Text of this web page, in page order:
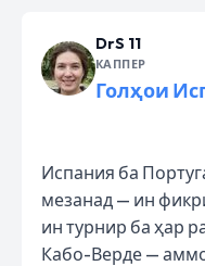
DrS 11
КАППЕР
Голҳои
Испания ба
мезанад — ин
ин турнир ба ҳар
Кабо-Верде —